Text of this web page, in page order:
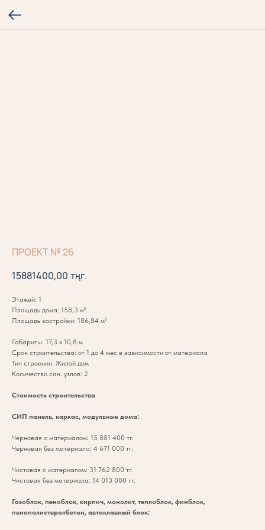
ПРОЕКТ № 26
15881400,00 тңг.
Этажей: 1
Площадь дома: 158,3 м²
Площадь застройки: 186,84 м²
Габариты: 17,3 х 10,8 м
Срок строительства: от 1 до 4 мес в зависимости от материала
Тип строения: Жилой дом
Количество сан. узлов: 2
Стоимость строительства
СИП панель, каркас, модульные дома:
Черновая с материалом: 15 881 400 тг.
Черновая без материала: 4 671 000 тг.
Чистовая с материалом: 31 762 800 тг.
Чистовая без материала: 14 013 000 тг.
Газоблок, пеноблок, кирпич, монолит, теплоблок, финблок,
пенополистеролбетон, автоклавный блок: